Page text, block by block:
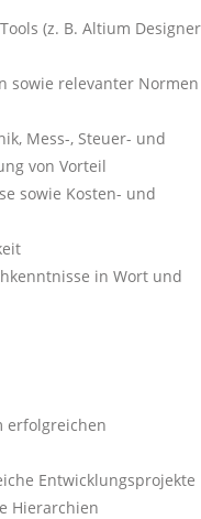
(z. B. Altium Designer
sowie relevanter Normen
Mess-, Steuer- und
von Vorteil
sowie Kosten- und
in Wort und
erfolgreichen
Entwicklungsprojekte
Hierarchien